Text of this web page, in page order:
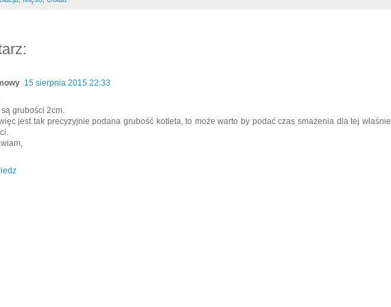
15 sierpnia 2015 22:33
są grubości 2cm.
jest tak precyzyjnie podana grubość kotleta, to może warto by podać czas smażenia dla tej właśnie